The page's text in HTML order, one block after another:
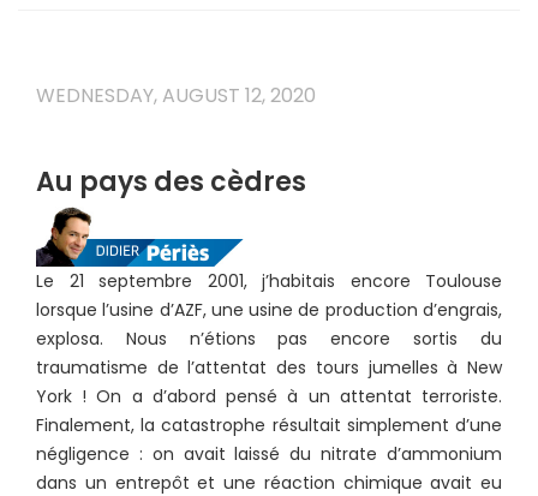
WEDNESDAY, AUGUST 12, 2020
Au pays des cèdres
Le 21 septembre 2001, j’habitais encore Toulouse
lorsque l’usine d’AZF, une usine de production d’engrais,
explosa. Nous n’étions pas encore sortis du
traumatisme de l’attentat des tours jumelles à New
York ! On a d’abord pensé à un attentat terroriste.
Finalement, la catastrophe résultait simplement d’une
négligence : on avait laissé du nitrate d’ammonium
dans un entrepôt et une réaction chimique avait eu